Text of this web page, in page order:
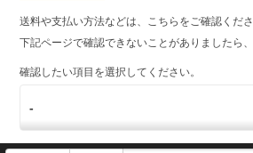
送料や支払い方法などは、こちらをご確認くださ
下記ページで確認できないことがありましたら
確認したい項目を選択してください。